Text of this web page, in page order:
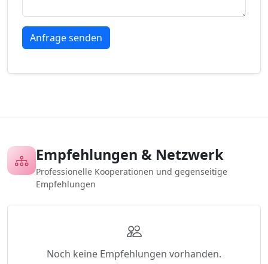
Empfehlungen & Netzwerk
Professionelle Kooperationen und gegenseitige
Empfehlungen
Noch keine Empfehlungen vorhanden.